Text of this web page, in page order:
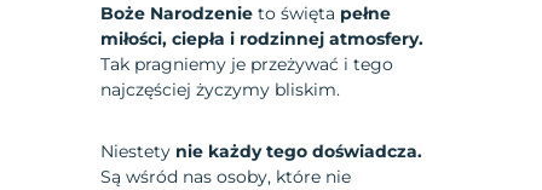
Boże Narodzenie to święta pełne
miłości, ciepła i rodzinnej atmosfery.
Tak pragniemy je przeżywać i tego
najczęściej życzymy bliskim.
Niestety nie każdy tego doświadcza.
Są wśród nas osoby, które nie